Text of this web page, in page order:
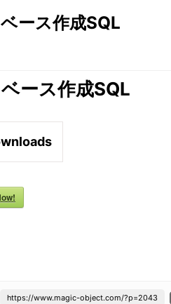
ース作成SQL
ース作成SQL
https://www.magic-object.com/?p=2043